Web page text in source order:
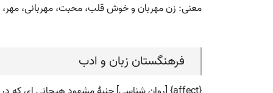
معنی: زن مهربان و خوش قلب، محبت، مهربانی،
فرهنگستان زبان و ادب